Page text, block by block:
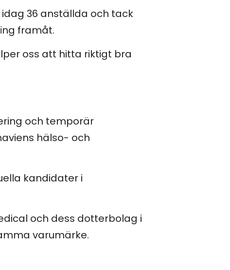
idag 36 anställda och tack
framåt.
oss att hitta riktigt bra
och temporär
hälso- och
kandidater i
och dess dotterbolag i
varumärke.